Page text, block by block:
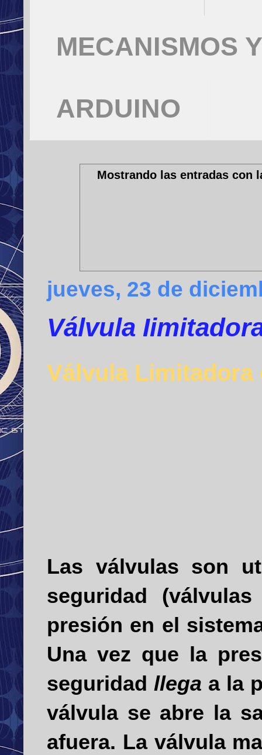
MECANISMOS
ARDUINO
Mostrando las entradas con
jueves, 23 de
Válvula
Válvula Limitadora
Las válvulas son
seguridad
presión en el
Una vez que la
seguridadllega a la
válvula se abre la
afuera. La válvu­la